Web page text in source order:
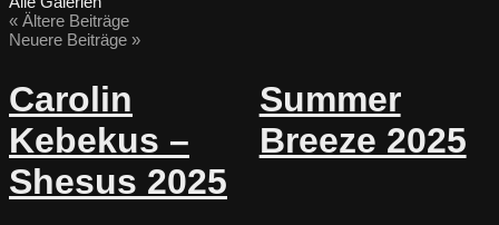
« Ältere Beiträge
Neuere Beiträge »
Carolin
Kebekus –
Shesus 2025
Summer
Breeze 2025